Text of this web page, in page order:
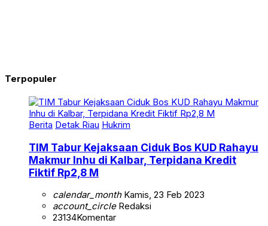
Terpopuler
Berita Detak Riau Hukrim
TIM Tabur Kejaksaan Ciduk Bos KUD Rahayu
Makmur Inhu di Kalbar, Terpidana Kredit
Fiktif Rp2,8 M
calendar_monthKamis, 23 Feb 2023
account_circleRedaksi
23134Komentar